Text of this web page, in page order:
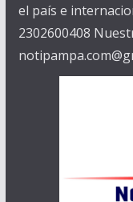
el país e
2302600408